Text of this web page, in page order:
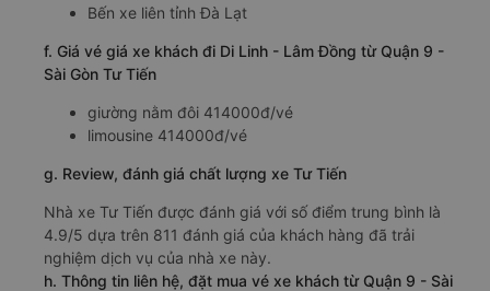
Bến xe liên tỉnh Đà Lạt
f. Giá vé giá xe khách đi Di Linh - Lâm Đồng từ Quận 9 -
Sài Gòn Tư Tiến
giường nằm đôi 414000đ/vé
limousine 414000đ/vé
g. Review, đánh giá chất lượng xe Tư Tiến
Nhà xe Tư Tiến được đánh giá với số điểm trung bình là
4.9/5 dựa trên 811 đánh giá của khách hàng đã trải
nghiệm dịch vụ của nhà xe này.
h. Thông tin liên hệ, đặt mua vé xe khách từ Quận 9 - Sài